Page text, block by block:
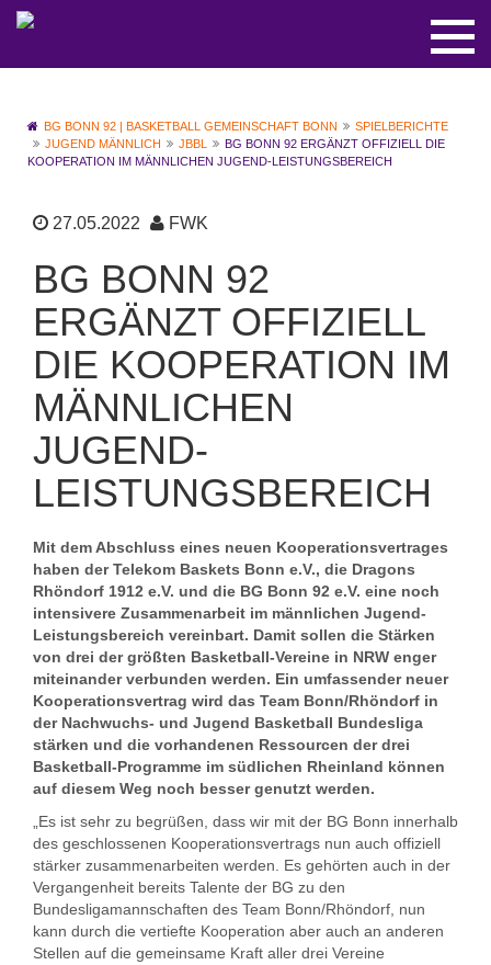
BG BONN 92 | BASKETBALL GEMEINSCHAFT BONN
SPIELBERICHTE
JUGEND MÄNNLICH
JBBL
BG BONN 92 ERGÄNZT OFFIZIELL DIE
KOOPERATION IM MÄNNLICHEN JUGEND-LEISTUNGSBEREICH
27.05.2022 FWK
BG BONN 92
ERGÄNZT OFFIZIELL
DIE KOOPERATION IM
MÄNNLICHEN
JUGEND-
LEISTUNGSBEREICH
Mit dem Abschluss eines neuen Kooperationsvertrages
haben der Telekom Baskets Bonn e.V., die Dragons
Rhöndorf 1912 e.V. und die BG Bonn 92 e.V. eine noch
intensivere Zusammenarbeit im männlichen Jugend-
Leistungsbereich vereinbart. Damit sollen die Stärken
von drei der größten Basketball-Vereine in NRW enger
miteinander verbunden werden. Ein umfassender neuer
Kooperationsvertrag wird das Team Bonn/Rhöndorf in
der Nachwuchs- und Jugend Basketball Bundesliga
stärken und die vorhandenen Ressourcen der drei
Basketball-Programme im südlichen Rheinland können
auf diesem Weg noch besser genutzt werden.
„Es ist sehr zu begrüßen, dass wir mit der BG Bonn innerhalb
des geschlossenen Kooperationsvertrags nun auch offiziell
stärker zusammenarbeiten werden. Es gehörten auch in der
Vergangenheit bereits Talente der BG zu den
Bundesligamannschaften des Team Bonn/Rhöndorf, nun
kann durch die vertiefte Kooperation aber auch an anderen
Stellen auf die gemeinsame Kraft aller drei Vereine